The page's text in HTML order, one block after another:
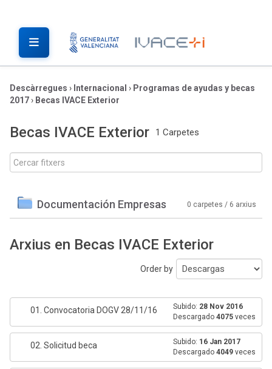
Descàrregues › Internacional › Programas de ayudas y becas
2017› Becas IVACE Exterior
Becas IVACE Exterior 1 Carpetes
Documentación Empresas 0 carpetes / 6 arxius
Arxius en Becas IVACE Exterior
Order by
01. Convocatoria DOGV 28/11/16 Subido: 28 Nov 2016
Descargado 4075 veces
02. Solicitud beca Subido: 16 Jan 2017
Descargado 4049 veces